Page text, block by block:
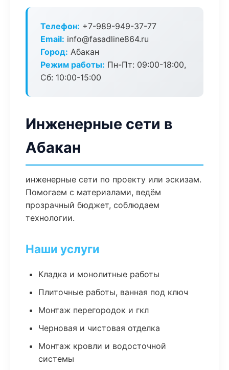
Телефон: +7-989-949-37-77
Email: info@fasadline864.ru
Город: Абакан
Режим работы: Пн-Пт: 09:00-18:00,
Сб: 10:00-15:00
Инженерные сети в
Абакан
инженерные сети по проекту или эскизам.
Помогаем с материалами, ведём
прозрачный бюджет, соблюдаем
технологии.
Наши услуги
Кладка и монолитные работы
Плиточные работы, ванная под ключ
Монтаж перегородок и гкл
Черновая и чистовая отделка
Монтаж кровли и водосточной
системы